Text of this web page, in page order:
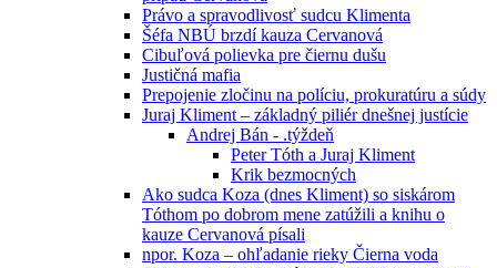
Právo a spravodlivosť sudcu Klimenta
Šéfa NBÚ brzdí kauza Cervanová
Cibuľová polievka pre čiernu dušu
Justičná mafia
Prepojenie zločinu na políciu, prokuratúru a súdy
Juraj Kliment – základný piliér dnešnej justície
Andrej Bán - .týždeň
Peter Tóth a Juraj Kliment
Krik bezmocných
Ako sudca Koza (dnes Kliment) so siskárom
Tóthom po dobrom mene zatúžili a knihu o
kauze Cervanová písali
npor. Koza – ohľadanie rieky Čierna voda